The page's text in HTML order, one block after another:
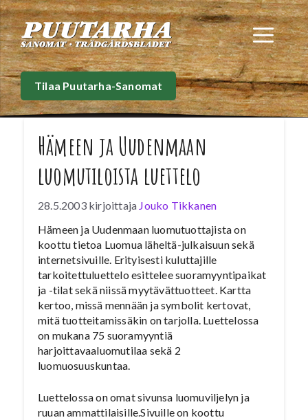
Siirry
sisältöön
Tilaa Puutarha-Sanomat
Hämeen ja Uudenmaan
luomutiloista luettelo
28.5.2003 kirjoittaja Jouko Tikkanen
Hämeen ja Uudenmaan luomutuottajista on
koottu tietoa Luomua läheltä-julkaisuun sekä
internetsivuille. Erityisesti kuluttajille
tarkoitettuluettelo esittelee suoramyyntipaikat
ja -tilat sekä niissä myytävättuotteet. Kartta
kertoo, missä mennään ja symbolit kertovat,
mitä tuotteitamissäkin on tarjolla. Luettelossa
on mukana 75 suoramyyntiä
harjoittavaaluomutilaa sekä 2
luomuosuuskuntaa.
Luettelossa on omat sivunsa luomuviljelyn ja
ruuan ammattilaisille.Sivuille on koottu